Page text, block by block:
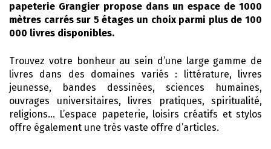
papeterie Grangier propose dans un espace de 1000
mètres carrés sur 5 étages un choix parmi plus de 100
000 livres disponibles.
Trouvez votre bonheur au sein d’une large gamme de
livres dans des domaines variés : littérature, livres
jeunesse, bandes dessinées, sciences humaines,
ouvrages universitaires, livres pratiques, spiritualité,
religions… L’espace papeterie, loisirs créatifs et stylos
offre également une très vaste offre d’articles.